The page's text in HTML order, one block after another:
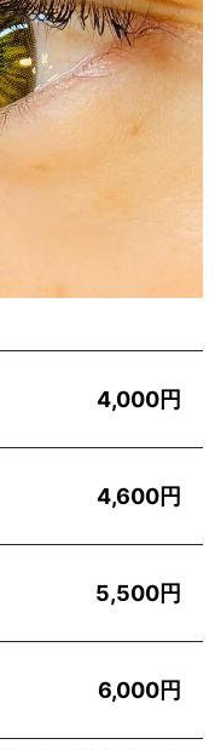
4,000円
4,600円
5,500円
6,000円